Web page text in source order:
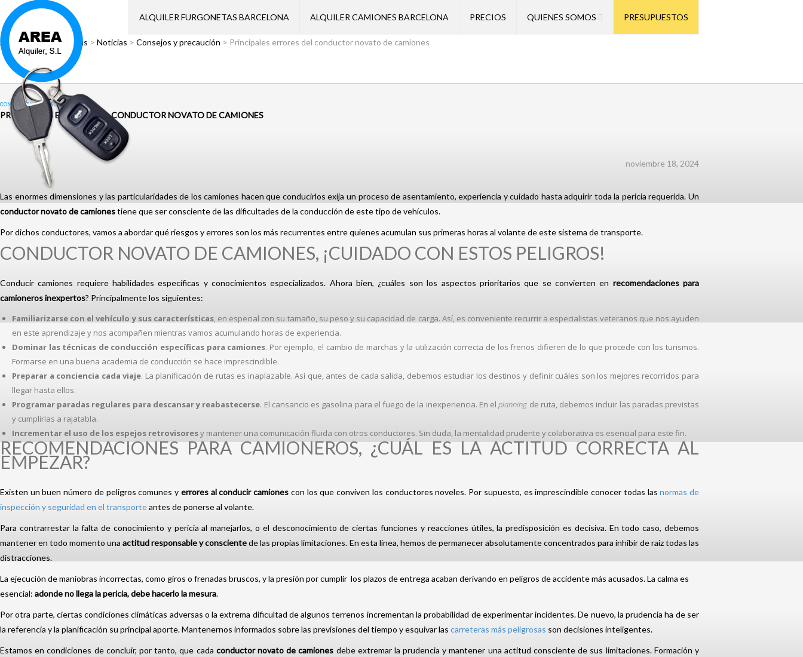
ALQUILER FURGONETAS BARCELONA ALQUILER CAMIONES BARCELONA PRECIOS QUIENES SOMOS PRESUPUESTOS
Área Alquiler>Noticias > Noticias > Consejos y precaución > Principales errores del conductor novato de camiones
CONSEJOS Y PRECAUCIÓN
PRINCIPALES ERRORES DEL CONDUCTOR NOVATO DE CAMIONES
noviembre 18, 2024
Las enormes dimensiones y las particularidades de los camiones hacen que conducirlos exija un proceso de asentamiento, experiencia y cuidado hasta adquirir toda la pericia requerida. Un
conductor novato de camionestiene que ser consciente de las dificultades de la conducción de este tipo de vehículos.
Por dichos conductores, vamos a abordar qué riesgos y errores son los más recurrentes entre quienes acumulan sus primeras horas al volante de este sistema de transporte.
CONDUCTOR NOVATO DE CAMIONES, ¡CUIDADO CON ESTOS PELIGROS!
Conducir camiones requiere habilidades específicas y conocimientos especializados. Ahora bien, ¿cuáles son los aspectos prioritarios que se convierten en recomendaciones para
camionerosinexpertos? Principalmente los siguientes:
Familiarizarse con el vehículo y sus características, en especial con su tamaño, su peso y su capacidad de carga. Así, es conveniente recurrir a especialistas veteranos que nos ayuden
en este aprendizaje y nos acompañen mientras vamos acumulando horas de experiencia.
Dominar las técnicas de conducción específicas para camiones. Por ejemplo, el cambio de marchas y la utilización correcta de los frenos difieren de lo que procede con los turismos.
Formarse en una buena academia de conducción se hace imprescindible.
Preparar a conciencia cada viaje. La planificación de rutas es inaplazable. Así que, antes de cada salida, debemos estudiar los destinos y definir cuáles son los mejores recorridos para
llegar hasta ellos.
Programar paradas regulares para descansar y reabastecerse. El cansancio es gasolina para el fuego de la inexperiencia. En elplanning de ruta, debemos incluir las paradas previstas
y cumplirlas a rajatabla.
Incrementar el uso de los espejos retrovisoresy mantener una comunicación fluida con otros conductores. Sin duda, la mentalidad prudente y colaborativa es esencial para este fin.
RECOMENDACIONES PARA CAMIONEROS, ¿CUÁL ES LA ACTITUD CORRECTA AL
EMPEZAR?
Existen un buen número de peligros comunes y errores al conducir camiones con los que conviven los conductores noveles. Por supuesto, es imprescindible conocer todas lasnormas de
inspección y seguridad en el transporteantes de ponerse al volante.
Para contrarrestar la falta de conocimiento y pericia al manejarlos, o el desconocimiento de ciertas funciones y reacciones útiles, la predisposición es decisiva. En todo caso, debemos
mantener en todo momento unaactitud responsable y conscientede las propias limitaciones. En esta línea, hemos de permanecer absolutamente concentrados para inhibir de raíz todas las
distracciones.
La ejecución de maniobras incorrectas, como giros o frenadas bruscos, y la presión por cumplir los plazos de entrega acaban derivando en peligros de accidente más acusados. La calma es
esencial: adonde no llega la pericia, debe hacerlo la mesura.
Por otra parte, ciertas condiciones climáticas adversas o la extrema dificultad de algunos terrenos incrementan la probabilidad de experimentar incidentes. De nuevo, la prudencia ha de ser
la referencia y la planificación su principal aporte. Mantenernos informados sobre las previsiones del tiempo y esquivar las carreteras más peligrosas son decisiones inteligentes.
Estamos en condiciones de concluir, por tanto, que cada conductor novato de camiones debe extremar la prudencia y mantener una actitud consciente de sus limitaciones. Formación y